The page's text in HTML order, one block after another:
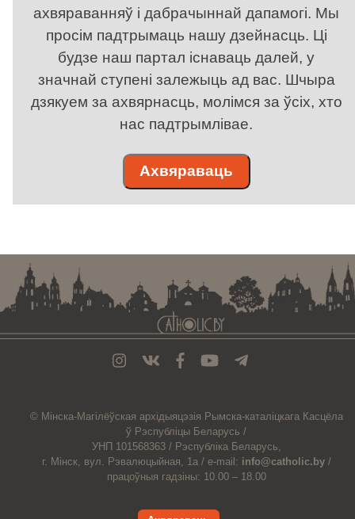
ахвяраванняў і дабрачыннай дапамогі. Мы
просім падтрымаць нашу дзейнасць. Ці
будзе наш партал існаваць далей, у
значнай ступені залежыць ад вас. Шчыра
дзякуем за ахвярнасць, молімся за ўсіх, хто
нас падтрымлівае.
Ахвяраваць
© Мiнска-Магiлёўская архiдыяцэзiя Рымска-каталіцкага Касцёла
ў Рэспубліцы Беларусь /
УНП 101568363 / Рэспубліка Беларусь,
г. Мінск, вул. Рэвалюцыйная, 1а / e-mail: info@catholic.by /
працоўныя гадзіны: 10.00 – 18.00